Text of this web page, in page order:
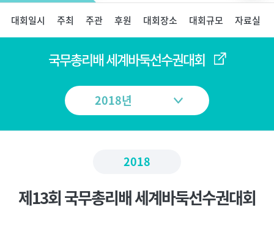
페
이
지
대회일시 주최 주관 후원 대회장소 대회규모 자료실
국무총리배 세계바둑선수권대회
2018
제13회 국무총리배 세계바둑선수권대회